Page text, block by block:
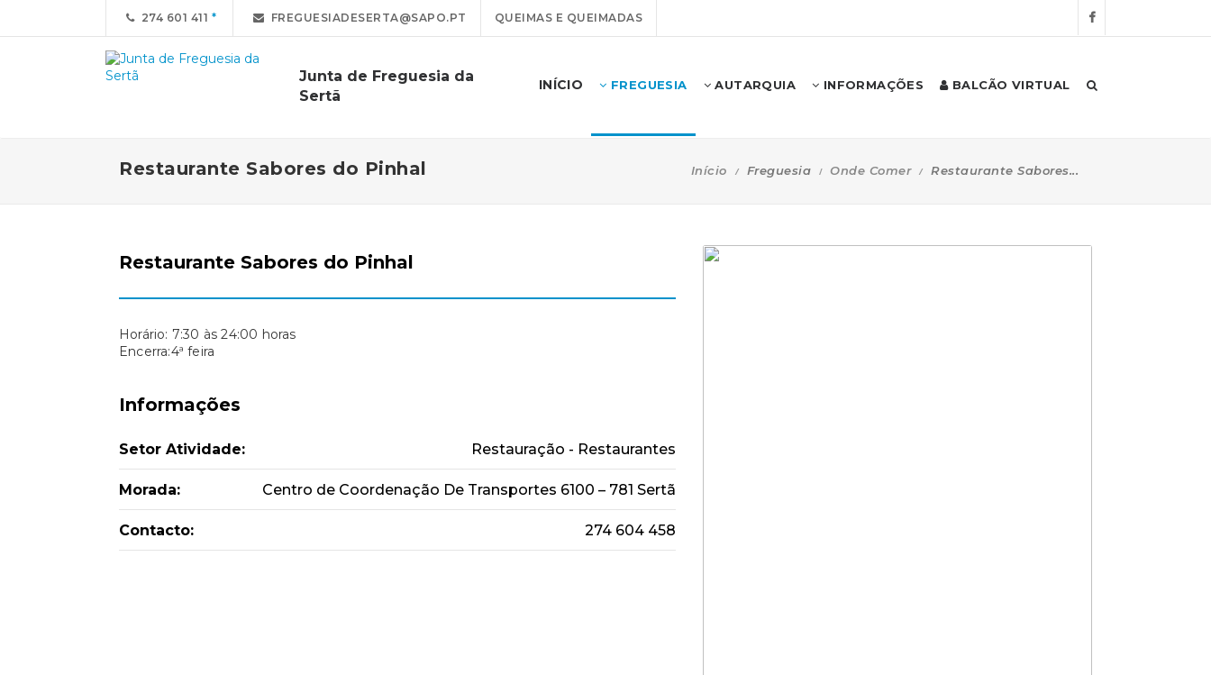
274 601 411 FREGUESIADESERTA@SAPO.PT QUEIMAS E QUEIMADAS
Junta de Freguesia da
Sertã
INÍCIO FREGUESIA AUTARQUIA INFORMAÇÕES BALCÃO VIRTUAL
Restaurante Sabores do Pinhal Início Freguesia Onde Comer Restaurante Sabores...
Restaurante Sabores do Pinhal
Horário: 7:30 às 24:00 horas
Encerra:4ª feira
Informações
Setor Atividade: Restauração - Restaurantes
Morada: Centro de Coordenação De Transportes 6100 – 781 Sertã
Contacto: 274 604 458